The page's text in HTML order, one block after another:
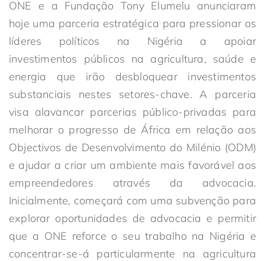
ONE e a Fundação Tony Elumelu anunciaram
hoje uma parceria estratégica para pressionar os
líderes políticos na Nigéria a apoiar
investimentos públicos na agricultura, saúde e
energia que irão desbloquear investimentos
substanciais nestes setores-chave. A parceria
visa alavancar parcerias público-privadas para
melhorar o progresso de África em relação aos
Objectivos de Desenvolvimento do Milénio (ODM)
e ajudar a criar um ambiente mais favorável aos
empreendedores através da advocacia.
Inicialmente, começará com uma subvenção para
explorar oportunidades de advocacia e permitir
que a ONE reforce o seu trabalho na Nigéria e
concentrar-se-á particularmente na agricultura